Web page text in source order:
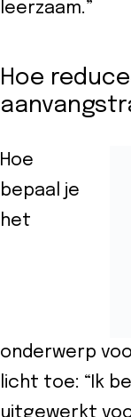
leerzaam.”
Hoe
Hoe
bepaal je
het
onderwerp
licht toe: “Ik
uitgewerkt